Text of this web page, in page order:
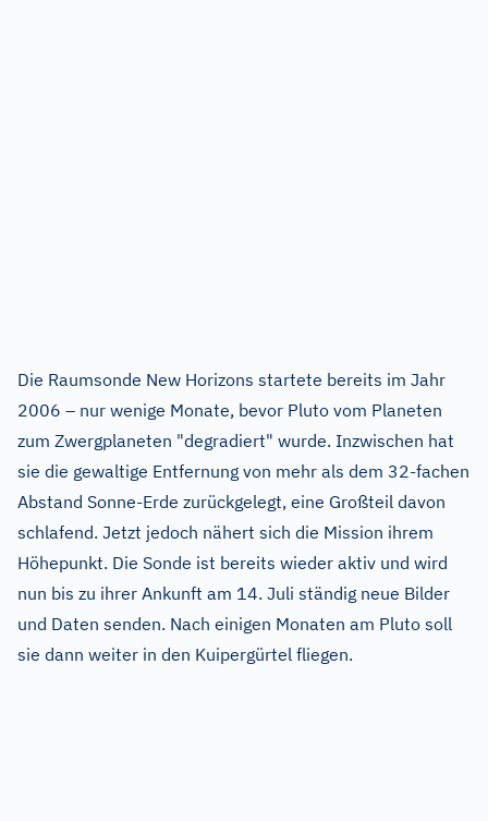
Die Raumsonde New Horizons startete bereits im Jahr
2006 – nur wenige Monate, bevor Pluto vom Planeten
zum Zwergplaneten "degradiert" wurde. Inzwischen hat
sie die gewaltige Entfernung von mehr als dem 32-fachen
Abstand Sonne-Erde zurückgelegt, eine Großteil davon
schlafend. Jetzt jedoch nähert sich die Mission ihrem
Höhepunkt. Die Sonde ist bereits wieder aktiv und wird
nun bis zu ihrer Ankunft am 14. Juli ständig neue Bilder
und Daten senden. Nach einigen Monaten am Pluto soll
sie dann weiter in den Kuipergürtel fliegen.